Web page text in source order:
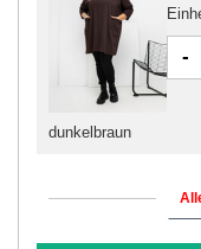
dunkelbraun
-